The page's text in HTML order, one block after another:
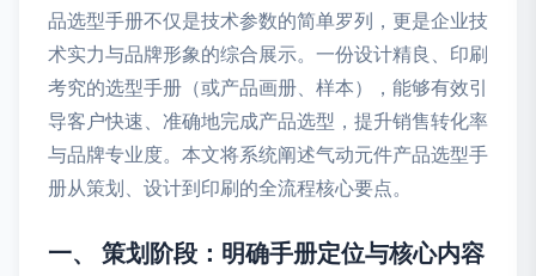
品选型手册不仅是技术参数的简单罗列，更是企业技
术实力与品牌形象的综合展示。一份设计精良、印刷
考究的选型手册（或产品画册、样本），能够有效引
导客户快速、准确地完成产品选型，提升销售转化率
与品牌专业度。本文将系统阐述气动元件产品选型手
册从策划、设计到印刷的全流程核心要点。
一、 策划阶段：明确手册定位与核心内容